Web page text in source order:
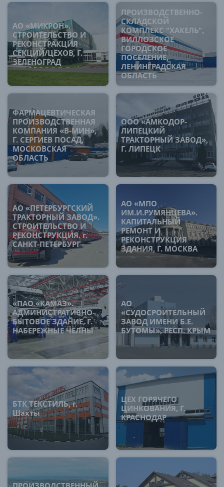
АО «МИКРОН».
СТРОИТЕЛЬСТВО И
РЕКОНСТРАКЦИЯ
СЕКЦИЙ/ЦЕХОВ, Г.
ЗЕЛЕНОГРАД
ПРОИЗВОДСТВЕННО-
СКЛАДСКОЙ
КОМПЛЕКС "ХАКЕЛЬ",
ВИЛЛОЗСКОЕ
ГОРОДСКОЕ
ПОСЕЛЕНИЕ,
ЛЕНИНГРАДСКАЯ
ОБЛАСТЬ
ФАРМАЦЕВТИЧЕСКАЯ
ПРОИЗВОДСТВЕННАЯ
КОМПАНИЯ «В-МИН»,
Г. СЕРГИЕВ ПОСАД,
МОСКОВСКАЯ
ОБЛАСТЬ
ООО «АМКОДОР-
ЛИПЕЦКИЙ
ТРАКТОРНЫЙ ЗАВОД»,
Г. ЛИПЕЦК
АО «ПЕТЕРБУРГСКИЙ
ТРАКТОРНЫЙ ЗАВОД».
СТРОИТЕЛЬСТВО И
РЕКОНСТРУКЦИЯ. г.
САНКТ-ПЕТЕРБУРГ
АО «МПО
ИМ.И.РУМЯНЦЕВА».
КАПИТАЛЬНЫЙ
РЕМОНТ И
РЕКОНСТРУКЦИЯ
ЗДАНИЯ, Г. МОСКВА
«ПАО «КАМАЗ».
АДМИНИСТРАТИВНО-
БЫТОВОЕ ЗДАНИЕ, Г.
НАБЕРЕЖНЫЕ ЧЕЛНЫ
АО
«СУДОСРОИТЕЛЬНЫЙ
ЗАВОД ИМЕНИ Б.Е.
БУТОМЫ», РЕСП. КРЫМ
БТК ТЕКСТИЛЬ, г.
Шахты
ЦЕХ ГОРЯЧЕГО
ЦИНКОВАНИЯ, Г.
КРАСНОДАР